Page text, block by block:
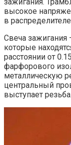
высокое
в
Свеча зажигания
которые
расстоянии от
фарфорового
металлическую
центральный
выступает резьба.